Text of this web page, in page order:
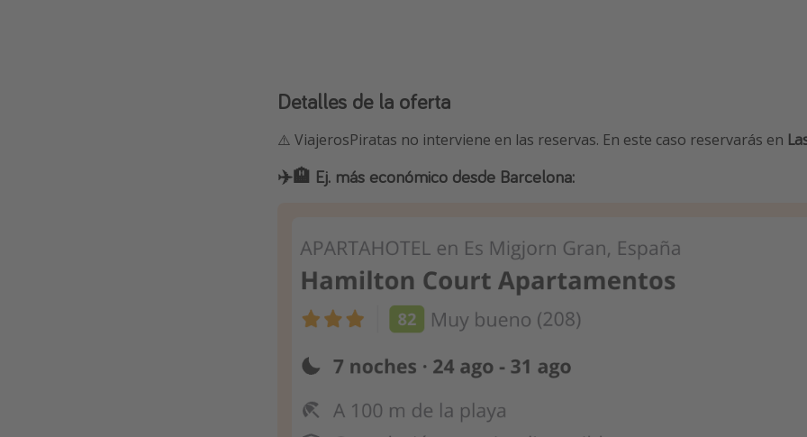
Detalles de la oferta
⚠️ ViajerosPiratas no interviene en las reservas. En este caso reservarás en
✈️🏨 Ej. más económico desde Barcelona: